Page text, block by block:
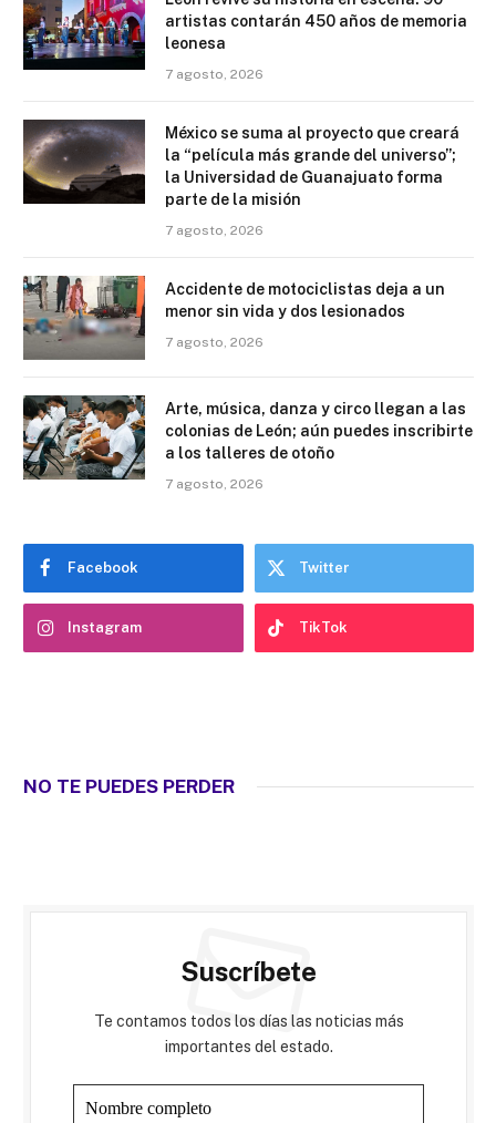
artistas contarán 450 años de memoria
leonesa
7 agosto, 2026
México se suma al proyecto que creará
la “película más grande del universo”;
la Universidad de Guanajuato forma
parte de la misión
7 agosto, 2026
Accidente de motociclistas deja a un
menor sin vida y dos lesionados
7 agosto, 2026
Arte, música, danza y circo llegan a las
colonias de León; aún puedes inscribirte
a los talleres de otoño
7 agosto, 2026
Facebook Twitter
Instagram TikTok
NO TE PUEDES PERDER
Suscríbete
Te contamos todos los días las noticias más
importantes del estado.